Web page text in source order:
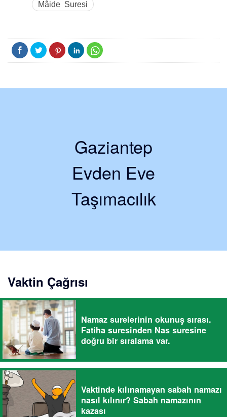
Mâide Suresi
Gaziantep
Evden Eve
Taşımacılık
Vaktin Çağrısı
Namaz surelerinin okunuş sırası.
Fatiha suresinden Nas suresine
doğru bir sıralama var.
Vaktinde kılınamayan sabah namazı
nasıl kılınır? Sabah namazının
kazası